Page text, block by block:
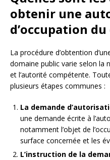
obtenir une
d’occupation
La procédure d’obtention
domaine public varie selon la
et l’autorité compétente.
plusieurs étapes communes :
La demande
une demande écrite à
notamment l’objet de
surface concernée et les
L’instruction de la